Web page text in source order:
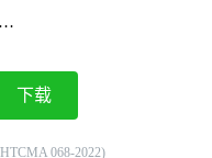
下载
068-2022)